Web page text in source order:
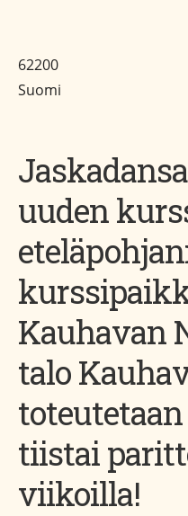
62200
Suomi
uuden
Kauhavan
talo
tiistai
viikoilla!